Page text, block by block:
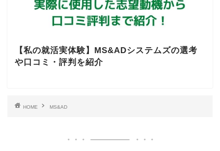
【私の就活実体験】MS&ADシステムズの選考
や口コミ・評判を紹介
HOME MS&AD